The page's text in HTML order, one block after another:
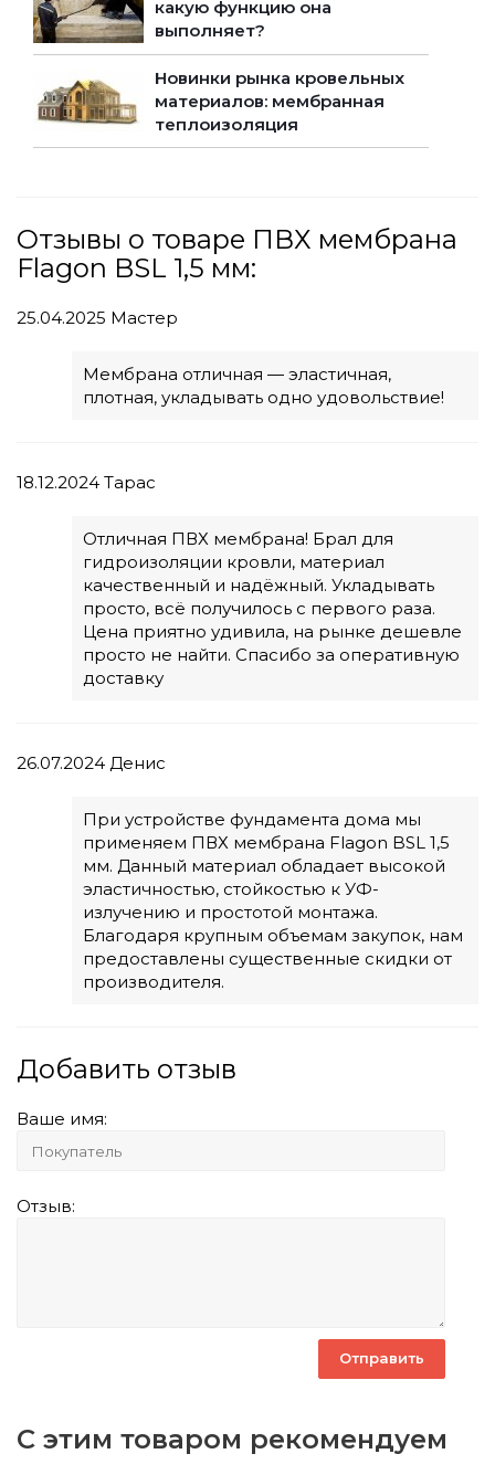
какую функцию она
выполняет?
Новинки рынка кровельных
материалов: мембранная
теплоизоляция
Отзывы о товаре ПВХ мембрана
Flagon BSL 1,5 мм:
25.04.2025 Мастер
Мембрана отличная — эластичная,
плотная, укладывать одно удовольствие!
18.12.2024 Тарас
Отличная ПВХ мембрана! Брал для
гидроизоляции кровли, материал
качественный и надёжный. Укладывать
просто, всё получилось с первого раза.
Цена приятно удивила, на рынке дешевле
просто не найти. Спасибо за оперативную
доставку
26.07.2024 Денис
При устройстве фундамента дома мы
применяем ПВХ мембрана Flagon BSL 1,5
мм. Данный материал обладает высокой
эластичностью, стойкостью к УФ-
излучению и простотой монтажа.
Благодаря крупным объемам закупок, нам
предоставлены существенные скидки от
производителя.
Добавить отзыв
Ваше имя:
Отзыв:
С этим товаром рекомендуем